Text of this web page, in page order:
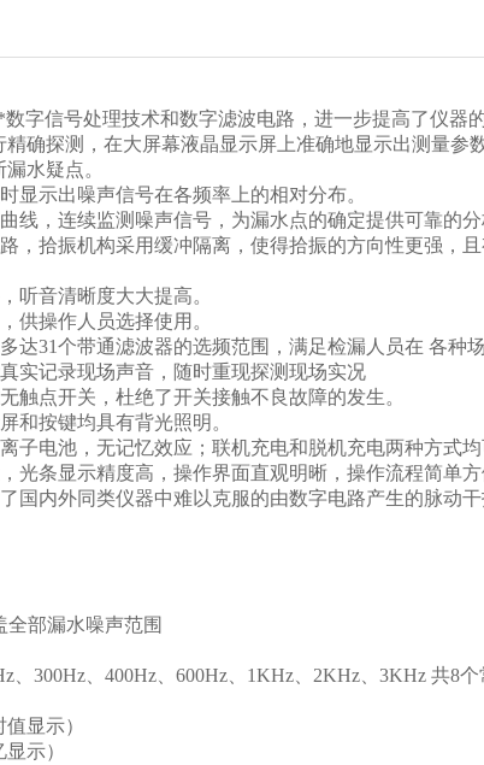
数字信号处理技术和数字滤波电路，进一步提高了仪器
确探测，在大屏幕液晶显示屏上准确地显示出测量参
水疑点。
显示出噪声信号在各频率上的相对分布。
线，连续监测噪声信号，为漏水点的确定提供可靠的分
，拾振机构采用缓冲隔离，使得拾振的方向性更强，
听音清晰度大大提高。
供操作人员选择使用。
达31个带通滤波器的选频范围，满足检漏人员在 各种
实记录现场声音，随时重现探测现场实况
触点开关，杜绝了开关接触不良故障的发生。
和按键均具有背光照明。
子电池，无记忆效应；联机充电和脱机充电两种方式均
光条显示精度高，操作界面直观明晰，操作流程简单方
国内外同类仪器中难以克服的由数字电路产生的脉动干
全部漏水噪声范围
、300Hz、400Hz、600Hz、1KHz、2KHz、3KHz 共8
显示）
示）